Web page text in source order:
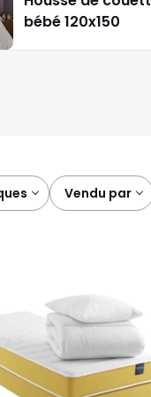
au rythme
bébé 120x150
vendu par